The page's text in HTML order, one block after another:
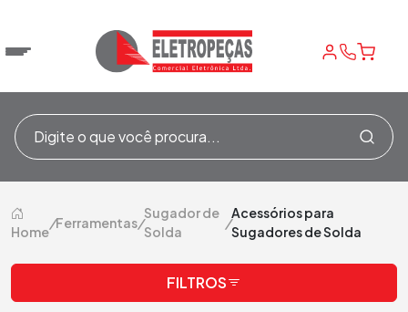
Home
/Ferramentas/
Sugador de
Solda
/
Acessórios para
Sugadores de Solda
FILTROS